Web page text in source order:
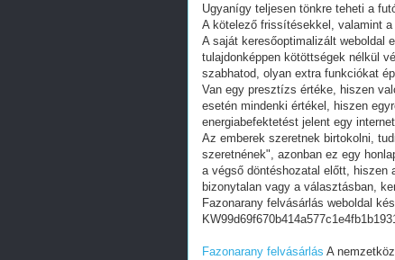
Ugyanígy teljesen tönkre teheti a
A kötelező frissítésekkel, valamint
A saját keresőoptimalizált weboldal
tulajdonképpen kötöttségek nélkül
szabhatod, olyan extra funkciókat
Van egy presztízs értéke, hiszen
esetén mindenki értékel, hiszen
energiabefektetést jelent egy
Az emberek szeretnek birtokolni,
szeretnének", azonban ez egy
a végső döntéshozatal előtt, hiszen
bizonytalan vagy a választásban,
Fazonarany felvásárlás weboldal
Fazonarany felvásárlás A